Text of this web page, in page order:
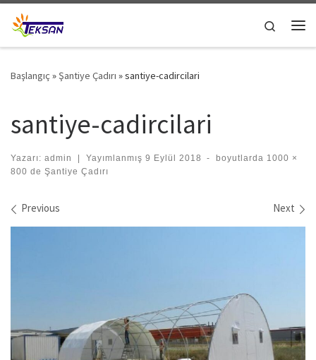
Skip to content
Search
Başlangıç »Şantiye Çadırı »santiye-cadircilari
santiye-cadircilari
Yazarı: admin | Yayımlanmış 9 Eylül 2018 - boyutlarda 1000 ×
800 de Şantiye Çadırı
Images navigation
Previous Next